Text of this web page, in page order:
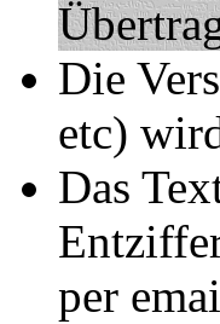
Die
etc)
Das
per